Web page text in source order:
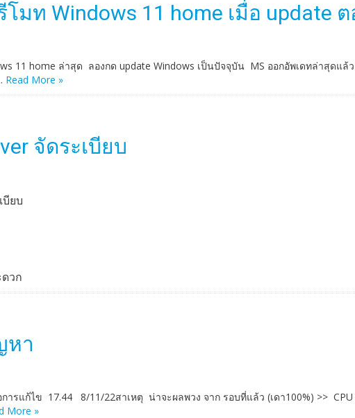
มท Windows 11 home เมื่อ update
11 home ล่าสุด ลองกด update Windows เป็นปัจจุบัน MS ออกอัพเดทล่าสุดแล้
Read More »
จัดระเบียบ
บียบ
วก
หา
ารแก้ไข 17.44 8/11/22สาเหตุ น่าจะผลพวง จาก รอบที่แล้ว (เดา100%) >>
More »